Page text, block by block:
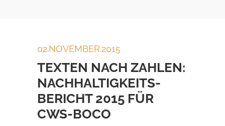
02.NOVEMBER.2015
TEXTEN NACH ZAHLEN:
NACHHALTIGKEITS-
BERICHT 2015 FÜR
CWS-BOCO